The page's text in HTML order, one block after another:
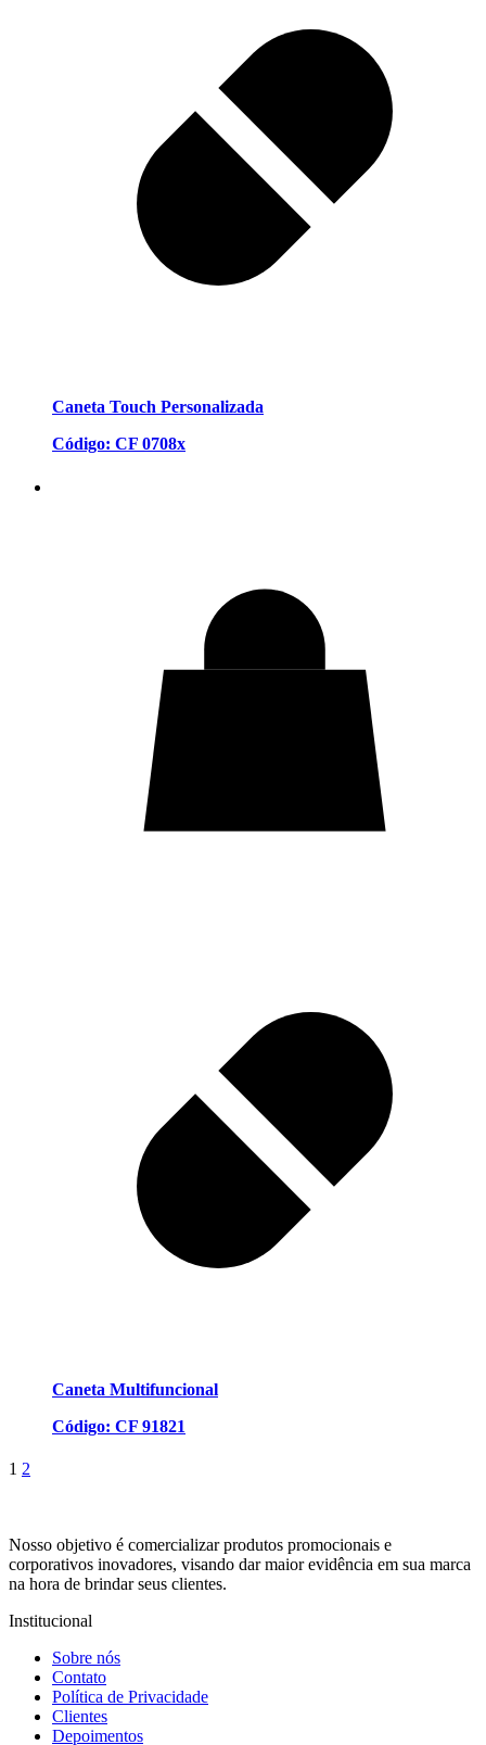
Caneta Touch Personalizada
Código: CF 0708x
Caneta Multifuncional
Código: CF 91821
1 2
Nosso objetivo é comercializar produtos promocionais e
corporativos inovadores, visando dar maior evidência em sua marca
na hora de brindar seus clientes.
Institucional
Sobre nós
Contato
Política de Privacidade
Clientes
Depoimentos